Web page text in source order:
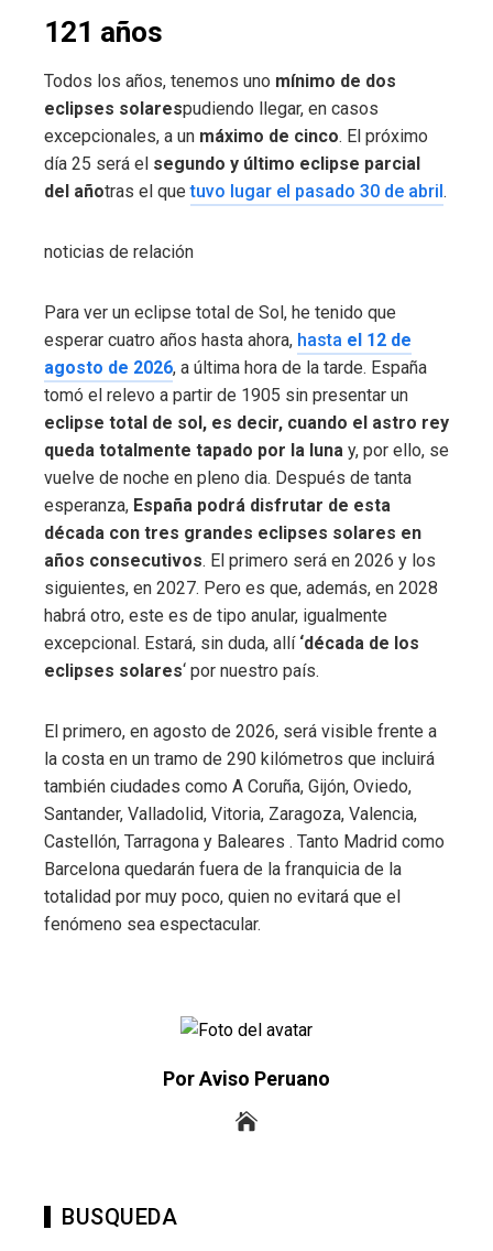
121 años
Todos los años, tenemos uno mínimo de dos
eclipses solarespudiendo llegar, en casos
excepcionales, a un máximo de cinco. El próximo
día 25 será el segundo y último eclipse parcial
del añotras el quetuvo lugar el pasado 30 de abril.
noticias de relación
Para ver un eclipse total de Sol, he tenido que
esperar cuatro años hasta ahora, hasta el 12 de
agosto de 2026, a última hora de la tarde. España
tomó el relevo a partir de 1905 sin presentar un
eclipse total de sol, es decir, cuando el astro rey
queda totalmente tapado por la luna y, por ello, se
vuelve de noche en pleno dia. Después de tanta
esperanza, España podrá disfrutar de esta
década con tres grandes eclipses solares en
años consecutivos. El primero será en 2026 y los
siguientes, en 2027. Pero es que, además, en 2028
habrá otro, este es de tipo anular, igualmente
excepcional. Estará, sin duda, allí ‘década de los
eclipses solares‘ por nuestro país.
El primero, en agosto de 2026, será visible frente a
la costa en un tramo de 290 kilómetros que incluirá
también ciudades como A Coruña, Gijón, Oviedo,
Santander, Valladolid, Vitoria, Zaragoza, Valencia,
Castellón, Tarragona y Baleares . Tanto Madrid como
Barcelona quedarán fuera de la franquicia de la
totalidad por muy poco, quien no evitará que el
fenómeno sea espectacular.
Por Aviso Peruano
BUSQUEDA